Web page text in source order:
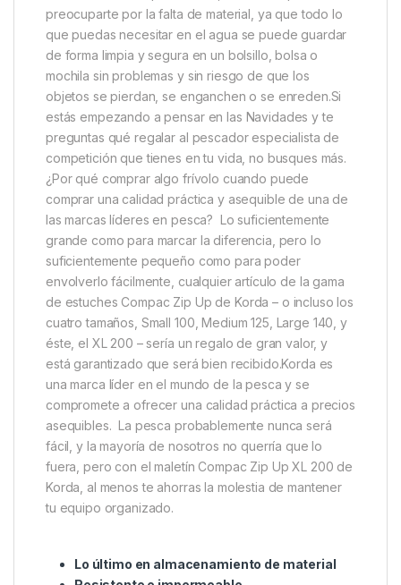
costuras soldadas y cremallera bidireccional, lo que
le permite comprobar rápida y fácilmente su equipo
sobre la marcha, porque no hay nada peor que
tener un plan concreto para pescar un pez
determinado y descubrir que no tiene el equipo que
necesita. También hay un bolsillo interno de malla
con cremallera en el interior de la tapa, para aquellos
artículos que quieras mantener separados.
Con el Korda Compac XL 200, no tienes que
preocuparte por la falta de material, ya que todo lo
que puedas necesitar en el agua se puede guardar
de forma limpia y segura en un bolsillo, bolsa o
mochila sin problemas y sin riesgo de que los
objetos se pierdan, se enganchen o se enreden.Si
estás empezando a pensar en las Navidades y te
preguntas qué regalar al pescador especialista de
competición que tienes en tu vida, no busques más.
¿Por qué comprar algo frívolo cuando puede
comprar una calidad práctica y asequible de una de
las marcas líderes en pesca? Lo suficientemente
grande como para marcar la diferencia, pero lo
suficientemente pequeño como para poder
envolverlo fácilmente, cualquier artículo de la gama
de estuches Compac Zip Up de Korda – o incluso los
éste, el XL 200 – sería un regalo de gran valor, y
está garantizado que será bien recibido.Korda es